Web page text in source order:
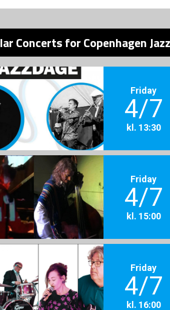
Concerts for Copenhagen
Friday
4/7
kl. 13:30
Friday
4/7
kl. 15:00
Friday
4/7
kl. 16:00